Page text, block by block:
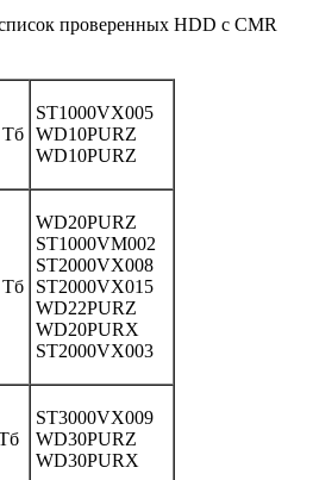
проверенных HDD с СMR
ST1000VX005
WD10PURZ
WD10PURZ
WD20PURZ
ST1000VM002
ST2000VX008
ST2000VX015
WD22PURZ
WD20PURX
ST2000VX003
ST3000VX009
WD30PURZ
WD30PURX